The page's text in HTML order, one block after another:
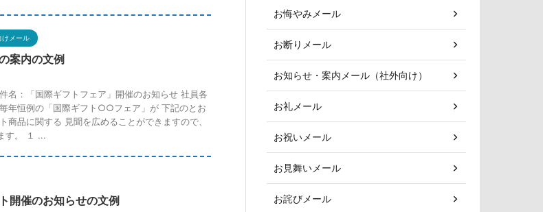
けメール
案内の文例
名：「国際ギフトフェア」開催のお知らせ 社員各
恒例の「国際ギフト○○フェア」が 下記のとお
商品に関する 見聞を広めることができますので、
す。 １ ...
開催のお知らせの文例
お悔やみメール
お断りメール
お知らせ・案内メール（社外向け）
お礼メール
お祝いメール
お見舞いメール
お詫びメール